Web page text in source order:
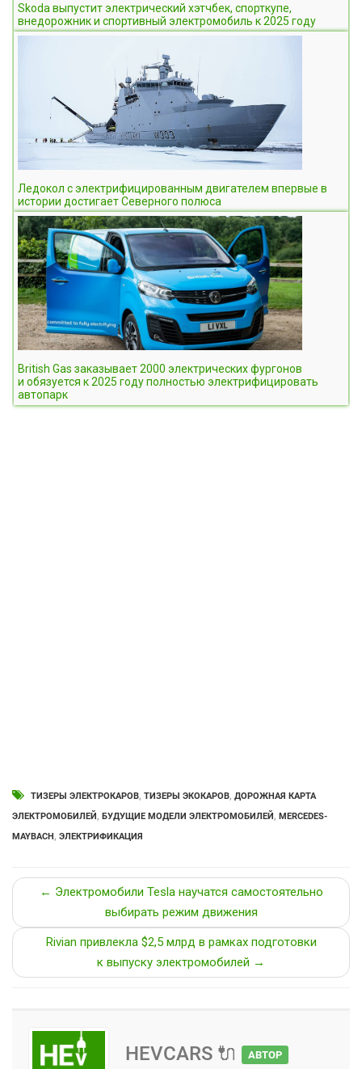
Skoda выпустит электрический хэтчбек, спорткупе,
внедорожник и спортивный электромобиль к 2025 году
Ледокол с электрифицированным двигателем впервые в
истории достигает Северного полюса
British Gas заказывает 2000 электрических фургонов
и обязуется к 2025 году полностью электрифицировать
автопарк
ТИЗЕРЫ ЭЛЕКТРОКАРОВ, ТИЗЕРЫ ЭКОКАРОВ, ДОРОЖНАЯ КАРТА
ЭЛЕКТРОМОБИЛЕЙ, БУДУЩИЕ МОДЕЛИ ЭЛЕКТРОМОБИЛЕЙ, MERCEDES-
MAYBACH, ЭЛЕКТРИФИКАЦИЯ
← Электромобили Tesla научатся самостоятельно
выбирать режим движения
Rivian привлекла $2,5 млрд в рамках подготовки
к выпуску электромобилей →
HEVCARS 🔌 АВТОР